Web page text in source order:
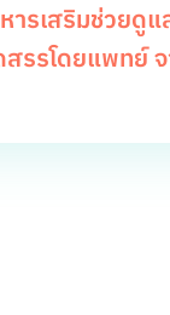
ารเสริมช่วยดู
รรโดยแพทย์